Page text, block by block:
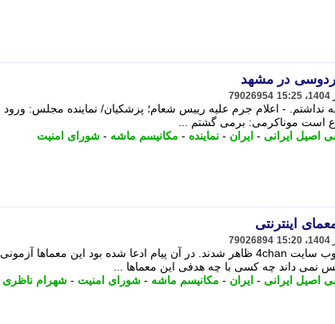
در مشهد
79026954
- اعلام جرم علیه رییس شعام؛ پزشکیان/ نماینده مجلس: ورود
است موناکرمی: برمی گشتم ...
اصیل ایرانی - ایران - نماینده - مکانیسم ماشه - شورای امنیت
79026894
معماهای سیکادا 3301 نخستین بار سال 2012 در وب سایت 4chan ظاهر شدند. در آن پیام ادعا شده بود این معماها آزمونی
نمی داند چه کسی با چه هدفی این معماها ...
اصیل ایرانی - ایران - مکانیسم ماشه - شورای امنیت - شهرام ناظری